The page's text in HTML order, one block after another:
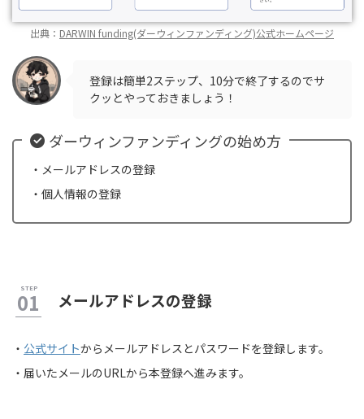
出典： DARWIN funding(ダーウィンファンディング)公式ホームページ
登録は簡単2ステップ、10分で終了するのでサ
クッとやっておきましょう！
ダーウィンファンディングの始め方
・メールアドレスの登録
・個人情報の登録
メールアドレスの登録
・ 公式サイトからメールアドレスとパスワードを登録します。
・届いたメールのURLから本登録へ進みます。